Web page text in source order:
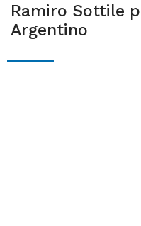
Ramiro Sottile
Argentino